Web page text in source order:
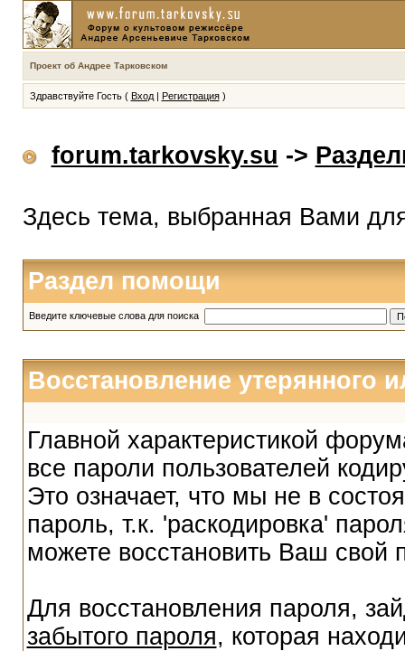
Проект об Андрее Тарковском
Здравствуйте Гость ( Вход| Регистрация)
forum.tarkovsky.su ->
Здесь тема, выбранная Вами
Раздел помощи
Введите ключевые слова для поиска
Восстановление утерянного
Главной характеристикой
все пароли пользователей
Это означает, что мы не в
пароль, т.к. 'раскодировка'
можете восстановить Ваш свой
Для восстановления пароля,
забытого пароля, которая